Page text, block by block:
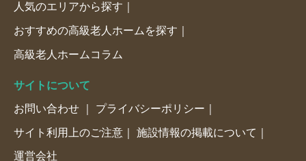
人気のエリアから探す
おすすめの高級老人ホームを探す
高級老人ホームコラム
サイトについて
お問い合わせ プライバシーポリシー
サイト利用上のご注意 施設情報の掲載について
運営会社